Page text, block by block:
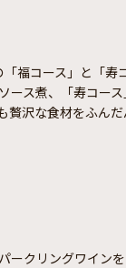
福コース」と「
ース煮、「寿コー
贅沢な食材をふん
ークリングワイン